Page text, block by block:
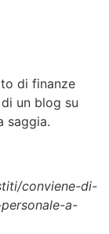
di finanze
un blog su
saggia.
conviene-di-
a-